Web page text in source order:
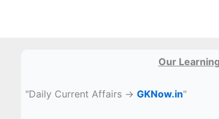
Our
"Daily Current Affairs →GKNow.in"